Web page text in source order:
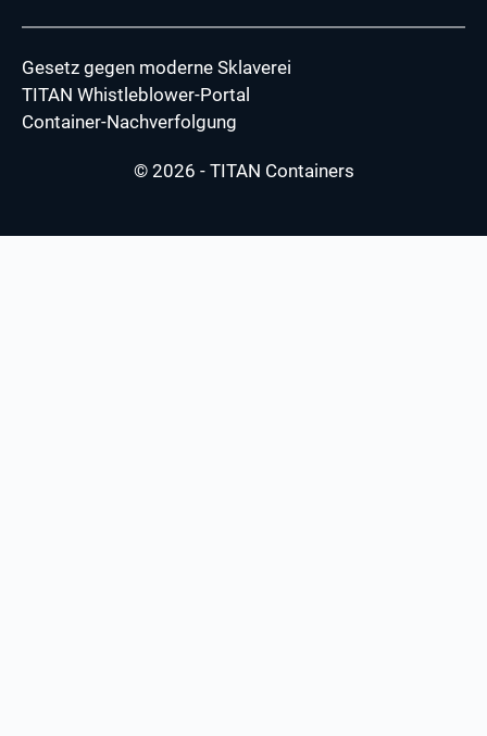
Gesetz gegen moderne Sklaverei
TITAN Whistleblower-Portal
Container-Nachverfolgung
© 2026 - TITAN Containers